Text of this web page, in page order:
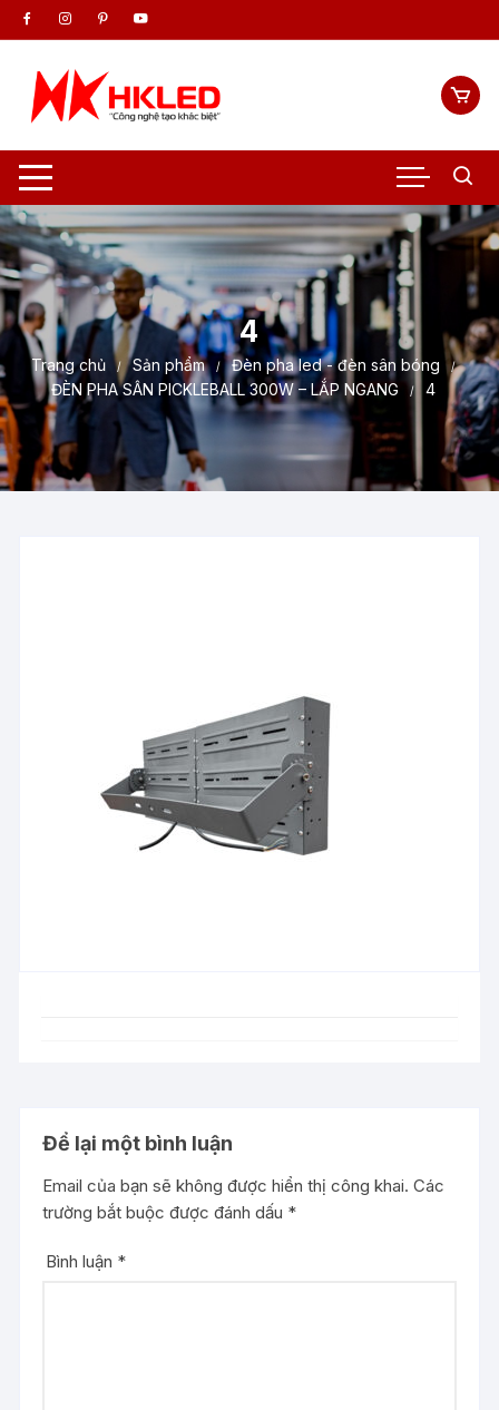
Chuyển
tới
dung
4
Trang chủ Sản phẩm
Đèn pha led - đèn sân bóng
ĐÈN PHA SÂN PICKLEBALL 300W – LẮP NGANG
4
Để lại một bình luận
Email của bạn sẽ không được hiển thị công khai. Các
trường bắt buộc được đánh dấu *
Bình luận *